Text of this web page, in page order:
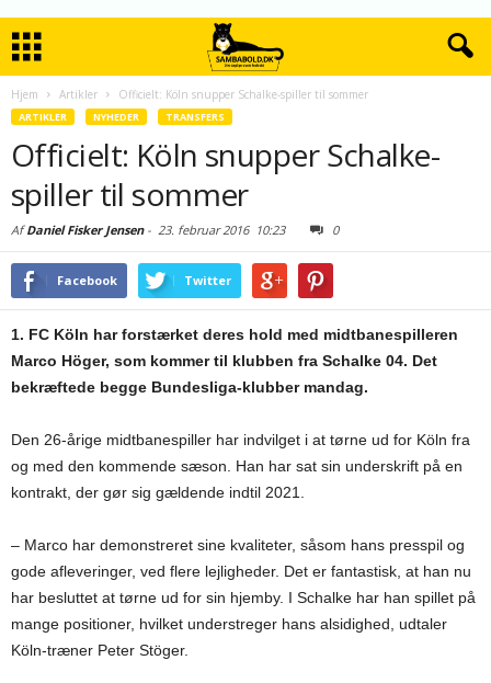
Hjem Artikler Officielt: Köln snupper Schalke-spiller til sommer
ARTIKLER NYHEDER TRANSFERS
Officielt: Köln snupper Schalke-
spiller til sommer
AfDaniel Fisker Jensen- 23. februar 201610:23 0
Facebook Twitter
1. FC Köln har forstærket deres hold med midtbanespilleren
Marco Höger, som kommer til klubben fra Schalke 04. Det
bekræftede begge Bundesliga-klubber mandag.
Den 26-årige midtbanespiller har indvilget i at tørne ud for Köln fra
og med den kommende sæson. Han har sat sin underskrift på en
kontrakt, der gør sig gældende indtil 2021.
– Marco har demonstreret sine kvaliteter, såsom hans presspil og
gode afleveringer, ved flere lejligheder. Det er fantastisk, at han nu
har besluttet at tørne ud for sin hjemby. I Schalke har han spillet på
mange positioner, hvilket understreger hans alsidighed, udtaler
Köln-træner Peter Stöger.